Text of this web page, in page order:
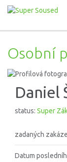
Osobní
Daniel
status: Super
zadaných
Datum